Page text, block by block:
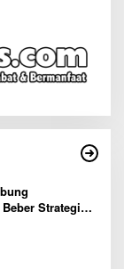
Strategi